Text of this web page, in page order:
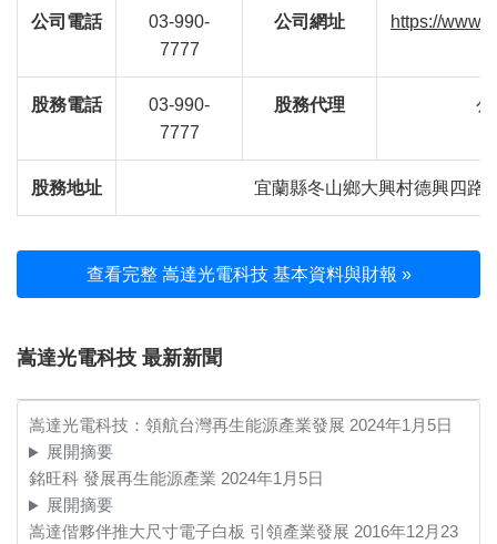
公司電話
03-990-
7777
公司網址 https://
股務電話
03-990-
7777
股務代理 公
股務地址 宜蘭縣冬山鄉大興村德興四路
查看完整 嵩達光電科技 基本資料與財報 »
嵩達光電科技 最新新聞
嵩達光電科技：領航台灣再生能源產業發展 2024年1月5日
展開摘要
銘旺科 發展再生能源產業 2024年1月5日
展開摘要
嵩達偕夥伴推大尺寸電子白板 引領產業發展 2016年12月23